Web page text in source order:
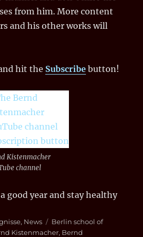
from him. More content
and his other works will
hit the Subscribe button!
Kistenmacher
channel
good year and stay healthy
, News Schlagwörter
Berlin school of
Kistenmacher, Bernd